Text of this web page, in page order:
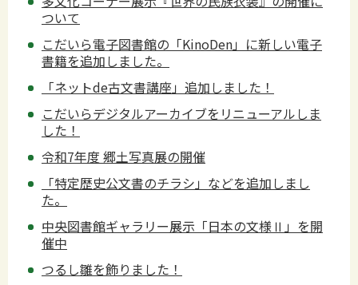
ついて
こだいら電子図書館の「KinoDen」に新しい電子
書籍を追加しました。
「ネットde古文書講座」追加しました！
こだいらデジタルアーカイブをリニューアルしま
した！
令和7年度 郷土写真展の開催
「特定歴史公文書のチラシ」などを追加しまし
た。
中央図書館ギャラリー展示「日本の文様Ⅱ」を開
催中
つるし雛を飾りました！